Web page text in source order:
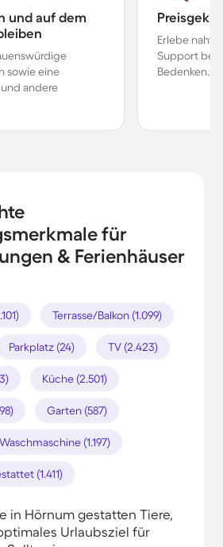
und auf dem
sowie eine
andere
Erlebe
Support bei
Bedenken.
für
& Ferienhäuser
Terrasse/Balkon (1.099)
Parkplatz (24) TV (2.423)
Küche (2.501)
Garten (587)
Waschmaschine (1.197)
(1.411)
in Hörnum gestatten Tiere,
Urlaubsziel für